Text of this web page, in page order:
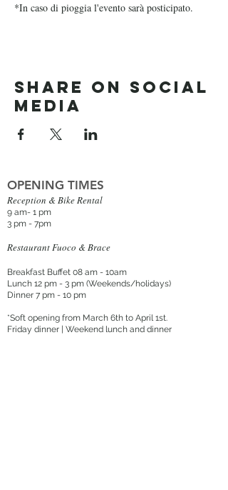
*In caso di pioggia l'evento sarà posticipato.
Share on social
media
OPENING TIMES
Reception & Bike Rental
9 am- 1 pm
3 pm - 7pm
Restaurant Fuoco & Brace
Breakfast Buffet 08 am - 10am
Lunch 12 pm - 3 pm (Weekends/holidays)
Dinner 7 pm - 10 pm
*Soft opening from March 6th to April 1st.
Friday dinner | Weekend lunch and dinner